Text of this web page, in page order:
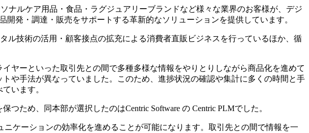
ナルケア用品・食品・ラグジュアリーブランドなど様々な業界のお客様が、デジ
発・調達・販売をサポートする革新的なソリューションを提供しています。
技術の活用・顧客接点の拡充による消費者直販ビジネスを行っているほか、循
ヤーといった取引先との間で多種多様な情報をやりとりしながら商品化を進めて
や手法が異なっていました。このため、進捗状況の確認や集計に多くの時間と手
います。
ため、同本部が選択したのはCentric Software の Centric PLMでした。
ケーションの効率化を進めることが可能になります。取引先との間で情報を一